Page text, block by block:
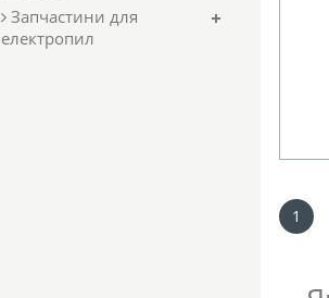
Запчастини для
електропил
1